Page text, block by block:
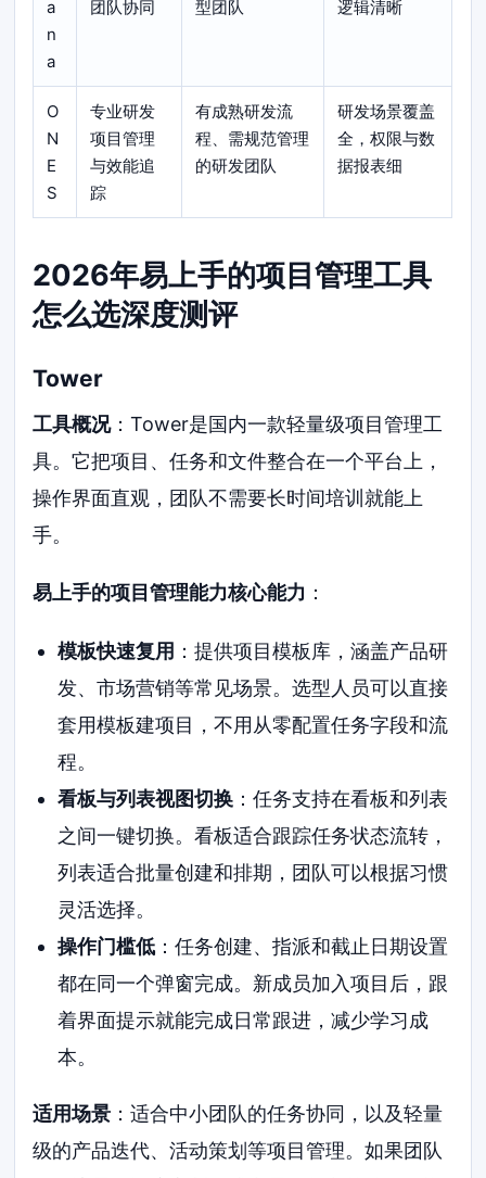
a
n
a
团队协同 型团队 逻辑清晰
O
N
E
S
专业研发
项目管理
与效能追
踪
有成熟研发流
程、需规范管理
的研发团队
研发场景覆盖
全，权限与数
据报表细
2026年易上手的项目管理工具
怎么选深度测评
Tower
工具概况：Tower是国内一款轻量级项目管理工
具。它把项目、任务和文件整合在一个平台上，
操作界面直观，团队不需要长时间培训就能上
手。
易上手的项目管理能力核心能力 ：
模板快速复用 ：提供项目模板库，涵盖产品研
发、市场营销等常见场景。选型人员可以直接
套用模板建项目，不用从零配置任务字段和流
程。
看板与列表视图切换：任务支持在看板和列表
之间一键切换。看板适合跟踪任务状态流转，
列表适合批量创建和排期，团队可以根据习惯
灵活选择。
操作门槛低：任务创建、指派和截止日期设置
都在同一个弹窗完成。新成员加入项目后，跟
着界面提示就能完成日常跟进，减少学习成
本。
适用场景 ：适合中小团队的任务协同，以及轻量
级的产品迭代、活动策划等项目管理。如果团队